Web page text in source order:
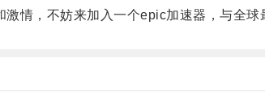
，不妨来加入一个epic加速器，与全球